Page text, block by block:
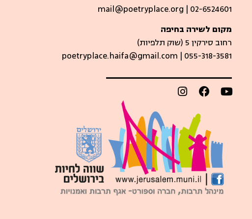
mail@poetryplace.org | 02-6524601
מקום לשירה בחיפה
רחוב סירקין 5 (שוק תלפיות)​
poetryplace.haifa@gmail.com | ​055-318-3581